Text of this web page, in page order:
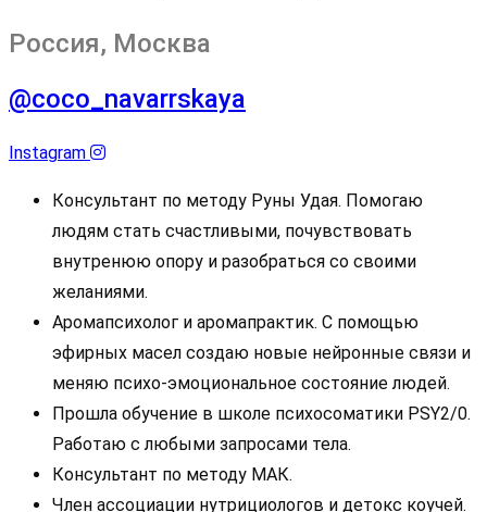
Россия, Москва
@coco_navarrskaya
Instagram
Консультант по методу Руны Удая. Помогаю
людям стать счастливыми, почувствовать
внутренюю опору и разобраться со своими
желаниями.
Аромапсихолог и аромапрактик. С помощью
эфирных масел создаю новые нейронные связи и
меняю психо-эмоциональное состояние людей.
Прошла обучение в школе психосоматики PSY2/0.
Работаю с любыми запросами тела.
Консультант по методу МАК.
Член ассоциации нутрициологов и детокс коучей.